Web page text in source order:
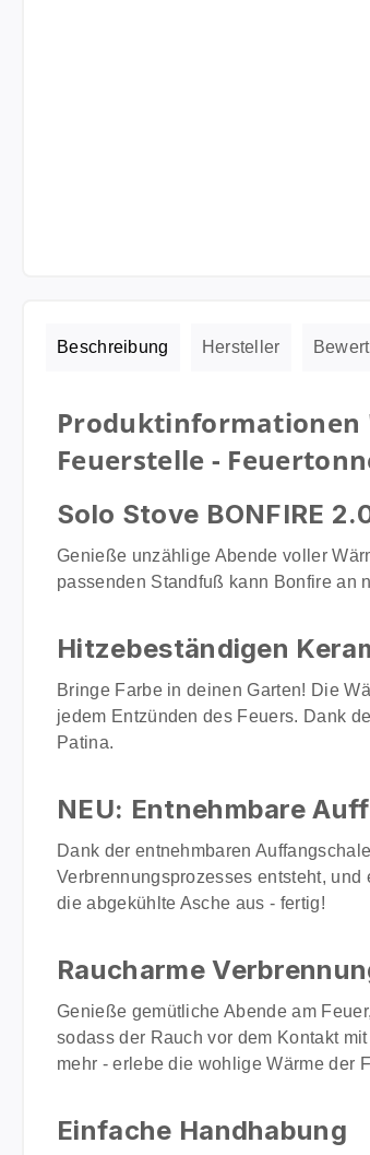
Beschreibung Hersteller
Produktinformationen
Feuerstelle -
Solo Stove BONFIRE
Genieße unzählige Abende voller
passenden Standfuß kann Bonfire an
Hitzebeständigen
Bringe Farbe in deinen Garten! Die
jedem Entzünden des Feuers. Dank
Patina.
NEU: Entnehmbare
Dank der entnehmbaren
Verbrennungsprozesses entsteht,
die abgekühlte Asche aus - fertig!
Raucharme
Genieße gemütliche Abende am
sodass der Rauch vor dem Kontakt
mehr - erlebe die wohlige Wärme der
Einfache Handhabung